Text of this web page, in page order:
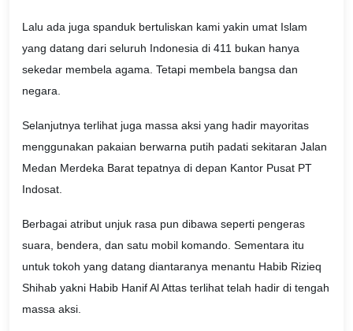
Lalu ada juga spanduk bertuliskan kami yakin umat Islam
yang datang dari seluruh Indonesia di 411 bukan hanya
sekedar membela agama. Tetapi membela bangsa dan
negara.
Selanjutnya terlihat juga massa aksi yang hadir mayoritas
menggunakan pakaian berwarna putih padati sekitaran Jalan
Medan Merdeka Barat tepatnya di depan Kantor Pusat PT
Indosat.
Berbagai atribut unjuk rasa pun dibawa seperti pengeras
suara, bendera, dan satu mobil komando. Sementara itu
untuk tokoh yang datang diantaranya menantu Habib Rizieq
Shihab yakni Habib Hanif Al Attas terlihat telah hadir di tengah
massa aksi.